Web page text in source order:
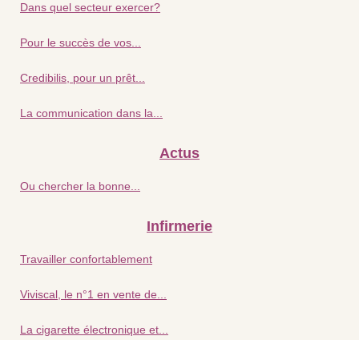
Dans quel secteur exercer?
Pour le succès de vos...
Credibilis, pour un prêt...
La communication dans la...
Actus
Ou chercher la bonne...
Infirmerie
Travailler confortablement
Viviscal, le n°1 en vente de...
La cigarette électronique et...